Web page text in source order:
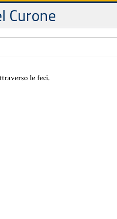
Curone
le feci.